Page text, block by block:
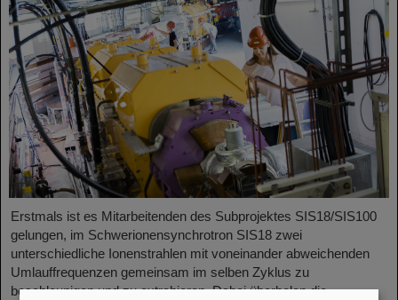
Erstmals ist es Mitarbeitenden des Subprojektes SIS18/SIS100
gelungen, im Schwerionensynchrotron SIS18 zwei
unterschiedliche Ionenstrahlen mit voneinander abweichenden
Umlauffrequenzen gemeinsam im selben Zyklus zu
beschleunigen und zu extrahieren. Dabei überholen die